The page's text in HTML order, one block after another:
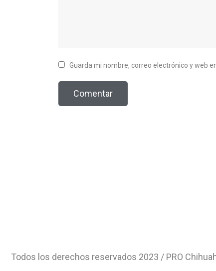
Guarda mi nombre, correo electrónico y web
Todos los derechos reservados 2023 / PRO